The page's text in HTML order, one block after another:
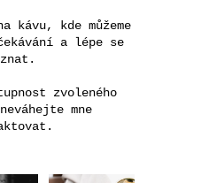
kávu, kde můžeme
a lépe se
zvoleného
mne